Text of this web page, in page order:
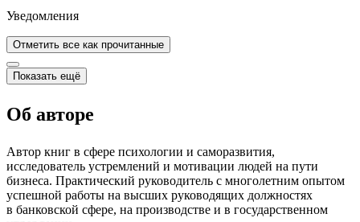
Уведомления
Отметить все как прочитанные
Показать ещё
Об авторе
Автор книг в сфере психологии и саморазвития,
исследователь устремлений и мотивации людей на пути
бизнеса. Практический руководитель с многолетним опытом
успешной работы на высших руководящих должностях
в банковской сфере, на производстве и в государственном